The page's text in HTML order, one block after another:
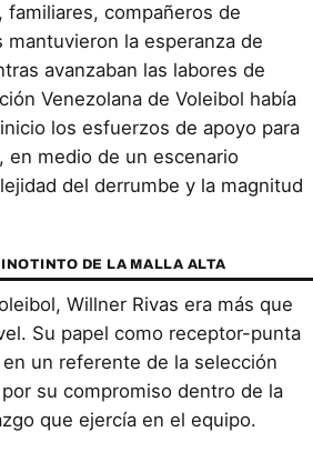
compañeros de
mantuvieron la esperanza de
avanzaban las labores de
Venezolana de Voleibol había
los esfuerzos de apoyo para
en medio de un escenario
del derrumbe y la magnitud
DE LA MALLA ALTA
Willner Rivas era más que
Su papel como receptor-punta
un referente de la selección
su compromiso dentro de la
que ejercía en el equipo.